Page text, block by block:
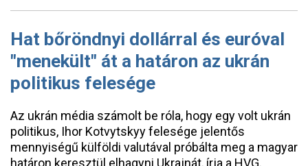
Hat bőröndnyi dollárral és euróval
"menekült" át a határon az ukrán
politikus felesége
Az ukrán média számolt be róla, hogy egy volt ukrán
politikus, Ihor Kotvytskyy felesége jelentős
mennyiségű külföldi valutával próbálta meg a magyar
határon keresztül elhagyni Ukrajnát, írja a HVG.